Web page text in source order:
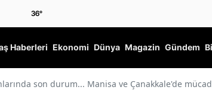
36°
Haberleri Ekonomi Dünya Magazin Gündem
son durum... Manisa ve Çanakkale'de